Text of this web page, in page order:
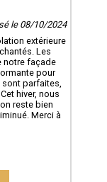
le 08/10/2024
extérieure
Les
notre façade
pour
parfaites,
hiver, nous
reste bien
Merci à